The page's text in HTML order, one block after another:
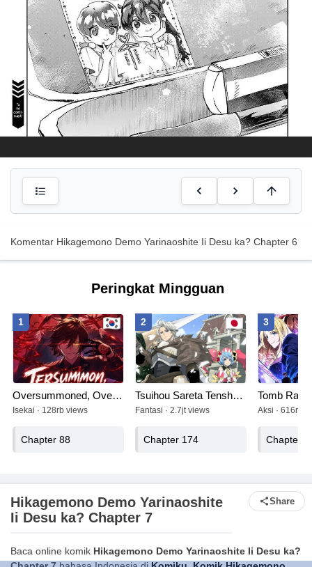
Komentar Hikagemono Demo Yarinaoshite Ii Desu ka? Chapter 6
Peringkat Mingguan
1
Oversummoned, Overpowered, and Over It!
Isekai · 128rb views
Chapter 88
2
Tsuihou Sareta Tenshou Juu Kishi wa Game Chishiki de Musou Suru
Fantasi · 2.7jt views
Chapter 174
3
Tomb
Aksi · 616rb
Chapter
Hikagemono Demo Yarinaoshite
Ii Desu ka? Chapter 7
Share
Baca online komik Hikagemono Demo Yarinaoshite Ii Desu ka?